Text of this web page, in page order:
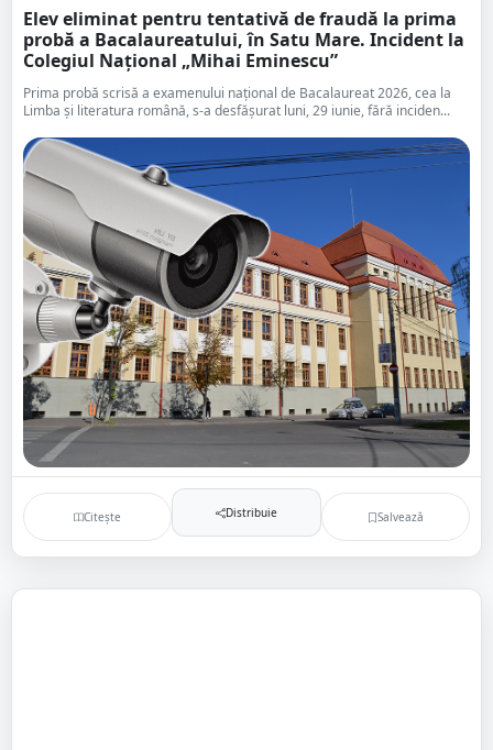
Elev eliminat pentru tentativă de fraudă la prima
probă a Bacalaureatului, în Satu Mare. Incident la
Colegiul Național „Mihai Eminescu”
Prima probă scrisă a examenului național de Bacalaureat 2026, cea la
Limba și literatura română, s-a desfășurat luni, 29 iunie, fără inciden...
Citește Distribuie Salvează